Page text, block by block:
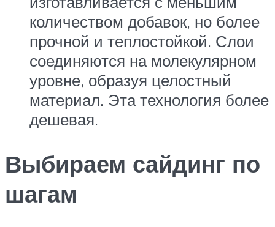
количеством добавок, но более
прочной и теплостойкой. Слои
соединяются на молекулярном
уровне, образуя целостный
материал. Эта технология более
дешевая.
Выбираем сайдинг по
шагам